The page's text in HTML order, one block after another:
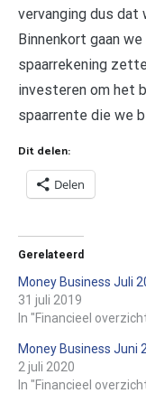
vervanging dus dat
Binnenkort gaan
spaarrekening
investeren om het
spaarrente die we
Dit delen:
Delen
Gerelateerd
Money Business Juli
31 juli 2019
In "Financieel
Money Business Juni
2 juli 2020
In "Financieel